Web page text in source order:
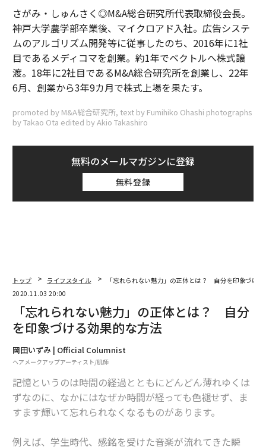
さがみ・しゅんさく◎M&A総合研究所代表取締役会長。
神戸大学農学部卒業後、マイクロアド入社。広告システ
ムのアルゴリズム開発等に従事したのち、2016年に1社
目であるメディコマを創業。約1年でベクトルへ株式譲
渡。18年に2社目であるM&A総合研究所を創業し、22年
6月、創業から3年9カ月で株式上場を果たす。
promoted by M&A総合研究所, text by Fumihiko Ohashi photographs
by Takao Ota edited by Akio Takashiro
無料のメールマガジンに登録
無料登録
トップ ライフスタイル
「忘れられない魅力」の正体とは？ 自分を印象づけ
2020.11.03 20:00
「忘れられない魅力」の正体とは？ 自分
を印象づける効果的な方法
岡田いずみ | Official Columnist
ヘアメークアップアーティスト/肌師
記憶というのは時間の経過とともにどんどん薄れゆくは
ずなのに、なかにはなぜか時間が経っても色褪せず、ま
すます輝いて忘れられなくなるものがあります。
例えば、学生時代、感銘を受けた音楽が流れてきた瞬